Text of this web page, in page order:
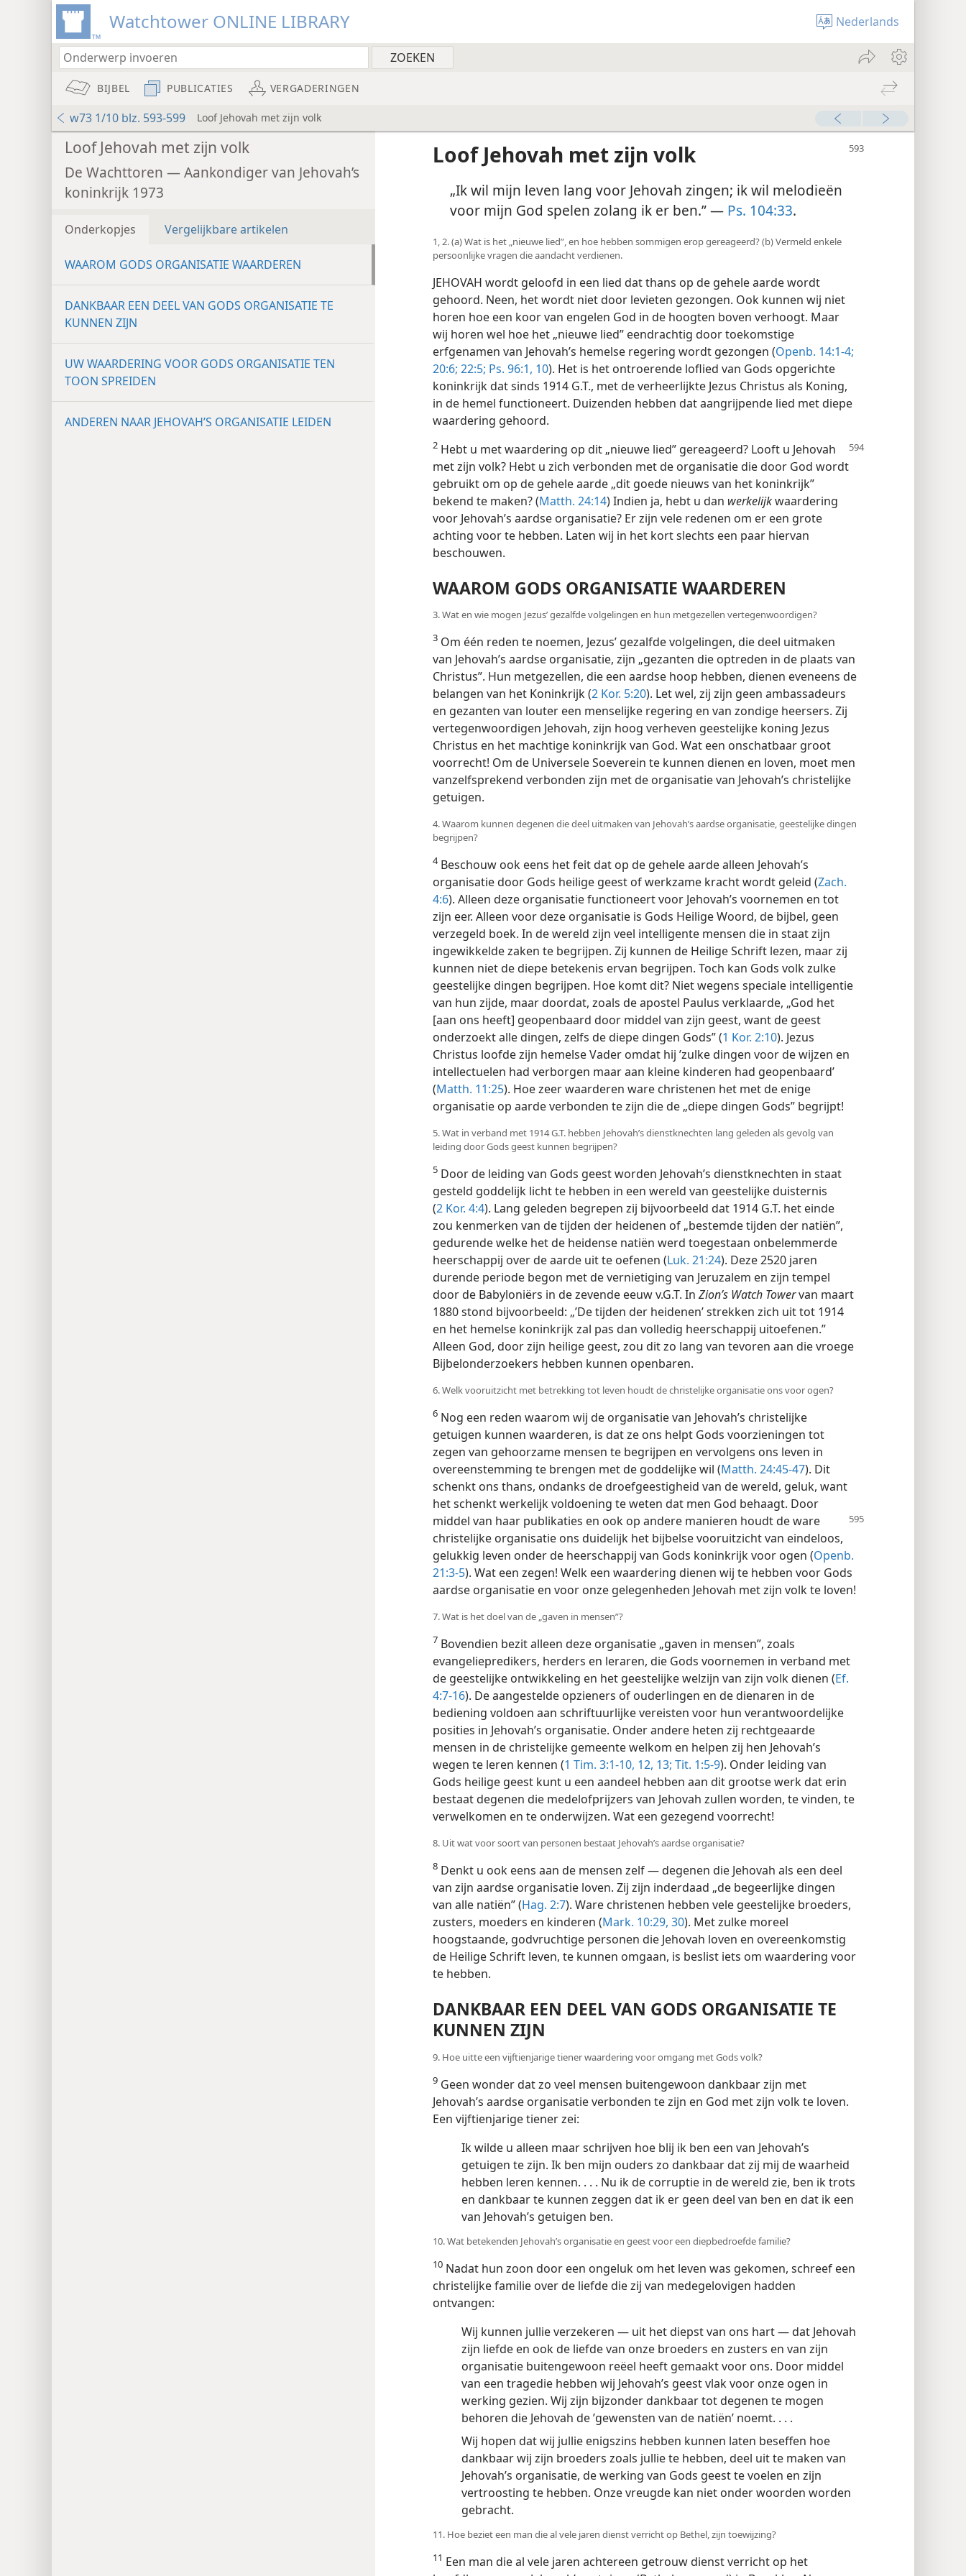
Watchtower ONLINE LIBRARY Nederlands
BIJBEL PUBLICATIES VERGADERINGEN
w73 1/10 blz. 593-599 Loof Jehovah met zijn volk
Loof Jehovah met zijn volk
De Wachttoren — Aankondiger van Jehovah’s
koninkrijk 1973
Onderkopjes Vergelijkbare artikelen
WAAROM GODS ORGANISATIE WAARDEREN
DANKBAAR EEN DEEL VAN GODS ORGANISATIE TE
KUNNEN ZIJN
UW WAARDERING VOOR GODS ORGANISATIE TEN
TOON SPREIDEN
ANDEREN NAAR JEHOVAH’S ORGANISATIE LEIDEN
Loof Jehovah met zijn volk
„Ik wil mijn leven lang voor Jehovah zingen; ik wil melodieën
voor mijn God spelen zolang ik er ben.” — Ps. 104:33.
1, 2. (a) Wat is het „nieuwe lied”, en hoe hebben sommigen erop gereageerd? (b) Vermeld enkele
persoonlijke vragen die aandacht verdienen.
JEHOVAH wordt geloofd in een lied dat thans op de gehele aarde wordt
gehoord. Neen, het wordt niet door levieten gezongen. Ook kunnen wij niet
horen hoe een koor van engelen God in de hoogten boven verhoogt. Maar
wij horen wel hoe het „nieuwe lied” eendrachtig door toekomstige
erfgenamen van Jehovah’s hemelse regering wordt gezongen (Openb. 14:1-4;
20:6; 22:5; Ps. 96:1, 10). Het is het ontroerende loflied van Gods opgerichte
koninkrijk dat sinds 1914 G.T., met de verheerlijkte Jezus Christus als Koning,
in de hemel functioneert. Duizenden hebben dat aangrijpende lied met diepe
waardering gehoord.
2 Hebt u met waardering op dit „nieuwe lied” gereageerd? Looft u Jehovah
met zijn volk? Hebt u zich verbonden met de organisatie die door God wordt
gebruikt om op de gehele aarde „dit goede nieuws van het koninkrijk”
bekend te maken? (Matth. 24:14) Indien ja, hebt u dan werkelijkwaardering
voor Jehovah’s aardse organisatie? Er zijn vele redenen om er een grote
achting voor te hebben. Laten wij in het kort slechts een paar hiervan
beschouwen.
WAAROM GODS ORGANISATIE WAARDEREN
3. Wat en wie mogen Jezus’ gezalfde volgelingen en hun metgezellen vertegenwoordigen?
3 Om één reden te noemen, Jezus’ gezalfde volgelingen, die deel uitmaken
van Jehovah’s aardse organisatie, zijn „gezanten die optreden in de plaats van
Christus”. Hun metgezellen, die een aardse hoop hebben, dienen eveneens de
belangen van het Koninkrijk (2 Kor. 5:20). Let wel, zij zijn geen ambassadeurs
en gezanten van louter een menselijke regering en van zondige heersers. Zij
vertegenwoordigen Jehovah, zijn hoog verheven geestelijke koning Jezus
Christus en het machtige koninkrijk van God. Wat een onschatbaar groot
voorrecht! Om de Universele Soeverein te kunnen dienen en loven, moet men
vanzelfsprekend verbonden zijn met de organisatie van Jehovah’s christelijke
getuigen.
4. Waarom kunnen degenen die deel uitmaken van Jehovah’s aardse organisatie, geestelijke dingen
begrijpen?
4Beschouw ook eens het feit dat op de gehele aarde alleen Jehovah’s
organisatie door Gods heilige geest of werkzame kracht wordt geleid (Zach.
4:6). Alleen deze organisatie functioneert voor Jehovah’s voornemen en tot
zijn eer. Alleen voor deze organisatie is Gods Heilige Woord, de bijbel, geen
verzegeld boek. In de wereld zijn veel intelligente mensen die in staat zijn
ingewikkelde zaken te begrijpen. Zij kunnen de Heilige Schrift lezen, maar zij
kunnen niet de diepe betekenis ervan begrijpen. Toch kan Gods volk zulke
geestelijke dingen begrijpen. Hoe komt dit? Niet wegens speciale intelligentie
van hun zijde, maar doordat, zoals de apostel Paulus verklaarde, „God het
[aan ons heeft] geopenbaard door middel van zijn geest, want de geest
onderzoekt alle dingen, zelfs de diepe dingen Gods” (1 Kor. 2:10). Jezus
Christus loofde zijn hemelse Vader omdat hij ’zulke dingen voor de wijzen en
intellectuelen had verborgen maar aan kleine kinderen had geopenbaard’
(Matth. 11:25). Hoe zeer waarderen ware christenen het met de enige
organisatie op aarde verbonden te zijn die de „diepe dingen Gods” begrijpt!
5. Wat in verband met 1914 G.T. hebben Jehovah’s dienstknechten lang geleden als gevolg van
leiding door Gods geest kunnen begrijpen?
5 Door de leiding van Gods geest worden Jehovah’s dienstknechten in staat
gesteld goddelijk licht te hebben in een wereld van geestelijke duisternis
(2 Kor. 4:4). Lang geleden begrepen zij bijvoorbeeld dat 1914 G.T. het einde
zou kenmerken van de tijden der heidenen of „bestemde tijden der natiën”,
gedurende welke het de heidense natiën werd toegestaan onbelemmerde
heerschappij over de aarde uit te oefenen (Luk. 21:24). Deze 2520 jaren
durende periode begon met de vernietiging van Jeruzalem en zijn tempel
door de Babyloniërs in de zevende eeuw v.G.T. In Zion’s Watch Towervan maart
1880 stond bijvoorbeeld: „’De tijden der heidenen’ strekken zich uit tot 1914
en het hemelse koninkrijk zal pas dan volledig heerschappij uitoefenen.”
Alleen God, door zijn heilige geest, zou dit zo lang van tevoren aan die vroege
Bijbelonderzoekers hebben kunnen openbaren.
6. Welk vooruitzicht met betrekking tot leven houdt de christelijke organisatie ons voor ogen?
6 Nog een reden waarom wij de organisatie van Jehovah’s christelijke
getuigen kunnen waarderen, is dat ze ons helpt Gods voorzieningen tot
zegen van gehoorzame mensen te begrijpen en vervolgens ons leven in
overeenstemming te brengen met de goddelijke wil (Matth. 24:45-47). Dit
schenkt ons thans, ondanks de droefgeestigheid van de wereld, geluk, want
het schenkt werkelijk voldoening te weten dat men God behaagt. Door
middel van haar publikaties en ook op andere manieren houdt de ware
christelijke organisatie ons duidelijk het bijbelse vooruitzicht van eindeloos,
gelukkig leven onder de heerschappij van Gods koninkrijk voor ogen (Openb.
21:3-5). Wat een zegen! Welk een waardering dienen wij te hebben voor Gods
aardse organisatie en voor onze gelegenheden Jehovah met zijn volk te loven!
7. Wat is het doel van de „gaven in mensen”?
7 Bovendien bezit alleen deze organisatie „gaven in mensen”, zoals
evangeliepredikers, herders en leraren, die Gods voornemen in verband met
de geestelijke ontwikkeling en het geestelijke welzijn van zijn volk dienen (Ef.
4:7-16). De aangestelde opzieners of ouderlingen en de dienaren in de
bediening voldoen aan schriftuurlijke vereisten voor hun verantwoordelijke
posities in Jehovah’s organisatie. Onder andere heten zij rechtgeaarde
mensen in de christelijke gemeente welkom en helpen zij hen Jehovah’s
wegen te leren kennen (1 Tim. 3:1-10, 12, 13; Tit. 1:5-9). Onder leiding van
Gods heilige geest kunt u een aandeel hebben aan dit grootse werk dat erin
bestaat degenen die medelofprijzers van Jehovah zullen worden, te vinden, te
verwelkomen en te onderwijzen. Wat een gezegend voorrecht!
8. Uit wat voor soort van personen bestaat Jehovah’s aardse organisatie?
8 Denkt u ook eens aan de mensen zelf — degenen die Jehovah als een deel
van zijn aardse organisatie loven. Zij zijn inderdaad „de begeerlijke dingen
van alle natiën” (Hag. 2:7). Ware christenen hebben vele geestelijke broeders,
zusters, moeders en kinderen (Mark. 10:29, 30). Met zulke moreel
hoogstaande, godvruchtige personen die Jehovah loven en overeenkomstig
de Heilige Schrift leven, te kunnen omgaan, is beslist iets om waardering voor
te hebben.
DANKBAAR EEN DEEL VAN GODS ORGANISATIE TE
KUNNEN ZIJN
9. Hoe uitte een vijftienjarige tiener waardering voor omgang met Gods volk?
9 Geen wonder dat zo veel mensen buitengewoon dankbaar zijn met
Jehovah’s aardse organisatie verbonden te zijn en God met zijn volk te loven.
Een vijftienjarige tiener zei:
Ik wilde u alleen maar schrijven hoe blij ik ben een van Jehovah’s
getuigen te zijn. Ik ben mijn ouders zo dankbaar dat zij mij de waarheid
hebben leren kennen. . . . Nu ik de corruptie in de wereld zie, ben ik trots
en dankbaar te kunnen zeggen dat ik er geen deel van ben en dat ik een
van Jehovah’s getuigen ben.
10. Wat betekenden Jehovah’s organisatie en geest voor een diepbedroefde familie?
10 Nadat hun zoon door een ongeluk om het leven was gekomen, schreef een
christelijke familie over de liefde die zij van medegelovigen hadden
ontvangen:
Wij kunnen jullie verzekeren — uit het diepst van ons hart — dat Jehovah
zijn liefde en ook de liefde van onze broeders en zusters en van zijn
organisatie buitengewoon reëel heeft gemaakt voor ons. Door middel
van een tragedie hebben wij Jehovah’s geest vlak voor onze ogen in
werking gezien. Wij zijn bijzonder dankbaar tot degenen te mogen
behoren die Jehovah de ’gewensten van de natiën’ noemt. . . .
Wij hopen dat wij jullie enigszins hebben kunnen laten beseffen hoe
dankbaar wij zijn broeders zoals jullie te hebben, deel uit te maken van
Jehovah’s organisatie, de werking van Gods geest te voelen en zijn
vertroosting te hebben. Onze vreugde kan niet onder woorden worden
gebracht.
11. Hoe beziet een man die al vele jaren dienst verricht op Bethel, zijn toewijzing?
11 Een man die al vele jaren achtereen getrouw dienst verricht op het